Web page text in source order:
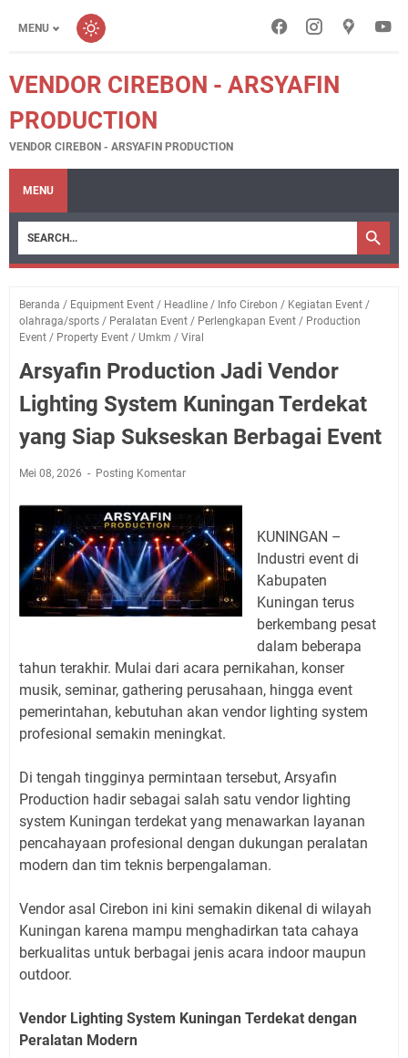
MENU
VENDOR CIREBON - ARSYAFIN
PRODUCTION
VENDOR CIREBON - ARSYAFIN PRODUCTION
MENU
Beranda / Equipment Event / Headline / Info Cirebon / Kegiatan Event /
olahraga/sports / Peralatan Event / Perlengkapan Event / Production
Event / Property Event / Umkm / Viral
Arsyafin Production Jadi Vendor
Lighting System Kuningan Terdekat
yang Siap Sukseskan Berbagai Event
Mei 08, 2026 Posting Komentar
KUNINGAN –
Industri event di
Kabupaten
Kuningan terus
berkembang pesat
dalam beberapa
tahun terakhir. Mulai dari acara pernikahan, konser
musik, seminar, gathering perusahaan, hingga event
pemerintahan, kebutuhan akan vendor lighting system
profesional semakin meningkat.
Di tengah tingginya permintaan tersebut, Arsyafin
Production hadir sebagai salah satu vendor lighting
system Kuningan terdekat yang menawarkan layanan
pencahayaan profesional dengan dukungan peralatan
modern dan tim teknis berpengalaman.
Vendor asal Cirebon ini kini semakin dikenal di wilayah
Kuningan karena mampu menghadirkan tata cahaya
berkualitas untuk berbagai jenis acara indoor maupun
outdoor.
Vendor Lighting System Kuningan Terdekat dengan
Peralatan Modern